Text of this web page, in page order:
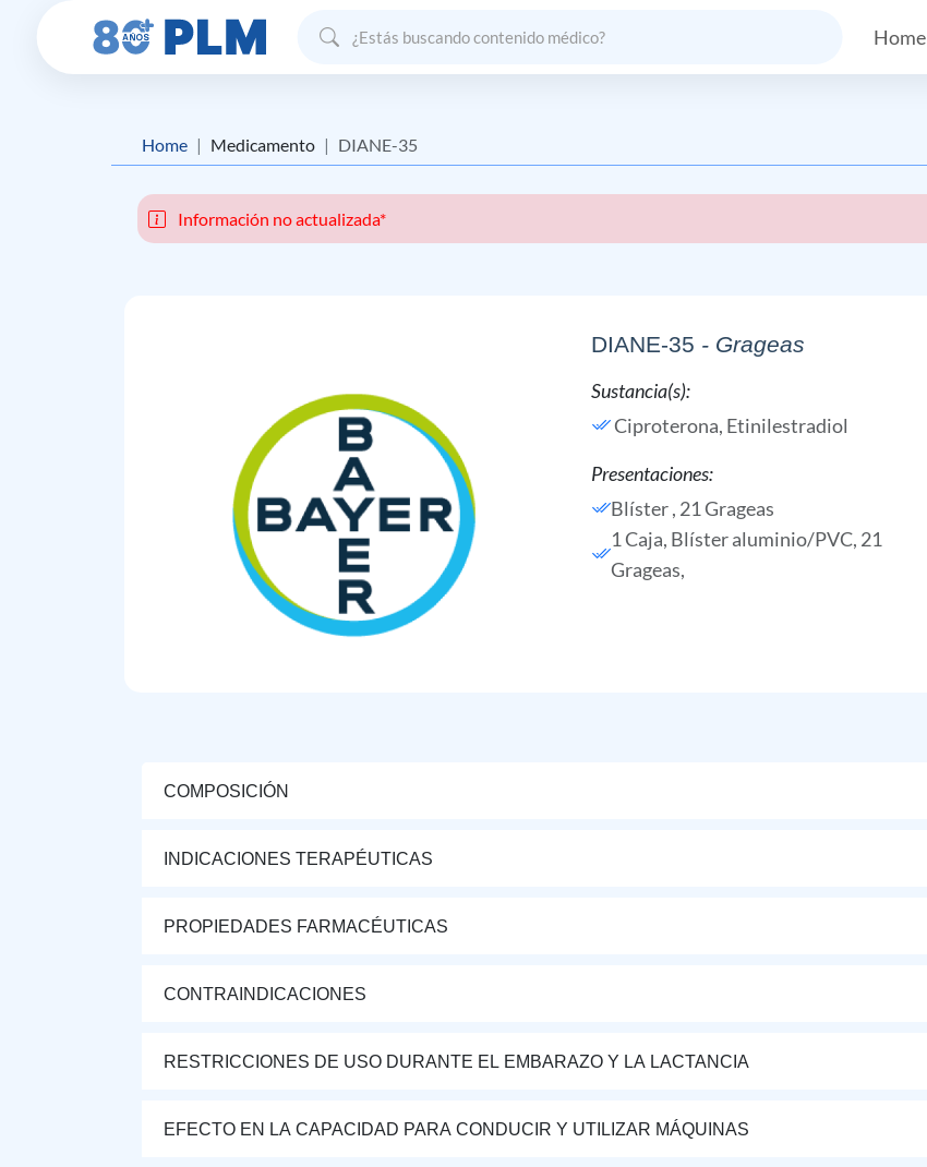
Home
Home Medicamento DIANE-35
Información no actualizada*
DIANE-35 - Grageas
Sustancia(s):
Ciproterona, Etinilestradiol
Presentaciones:
Blíster , 21 Grageas
1 Caja, Blíster aluminio/PVC, 21
Grageas,
COMPOSICIÓN
INDICACIONES TERAPÉUTICAS
PROPIEDADES FARMACÉUTICAS
CONTRAINDICACIONES
RESTRICCIONES DE USO DURANTE EL EMBARAZO Y LA LACTANCIA
EFECTO EN LA CAPACIDAD PARA CONDUCIR Y UTILIZAR MÁQUINAS